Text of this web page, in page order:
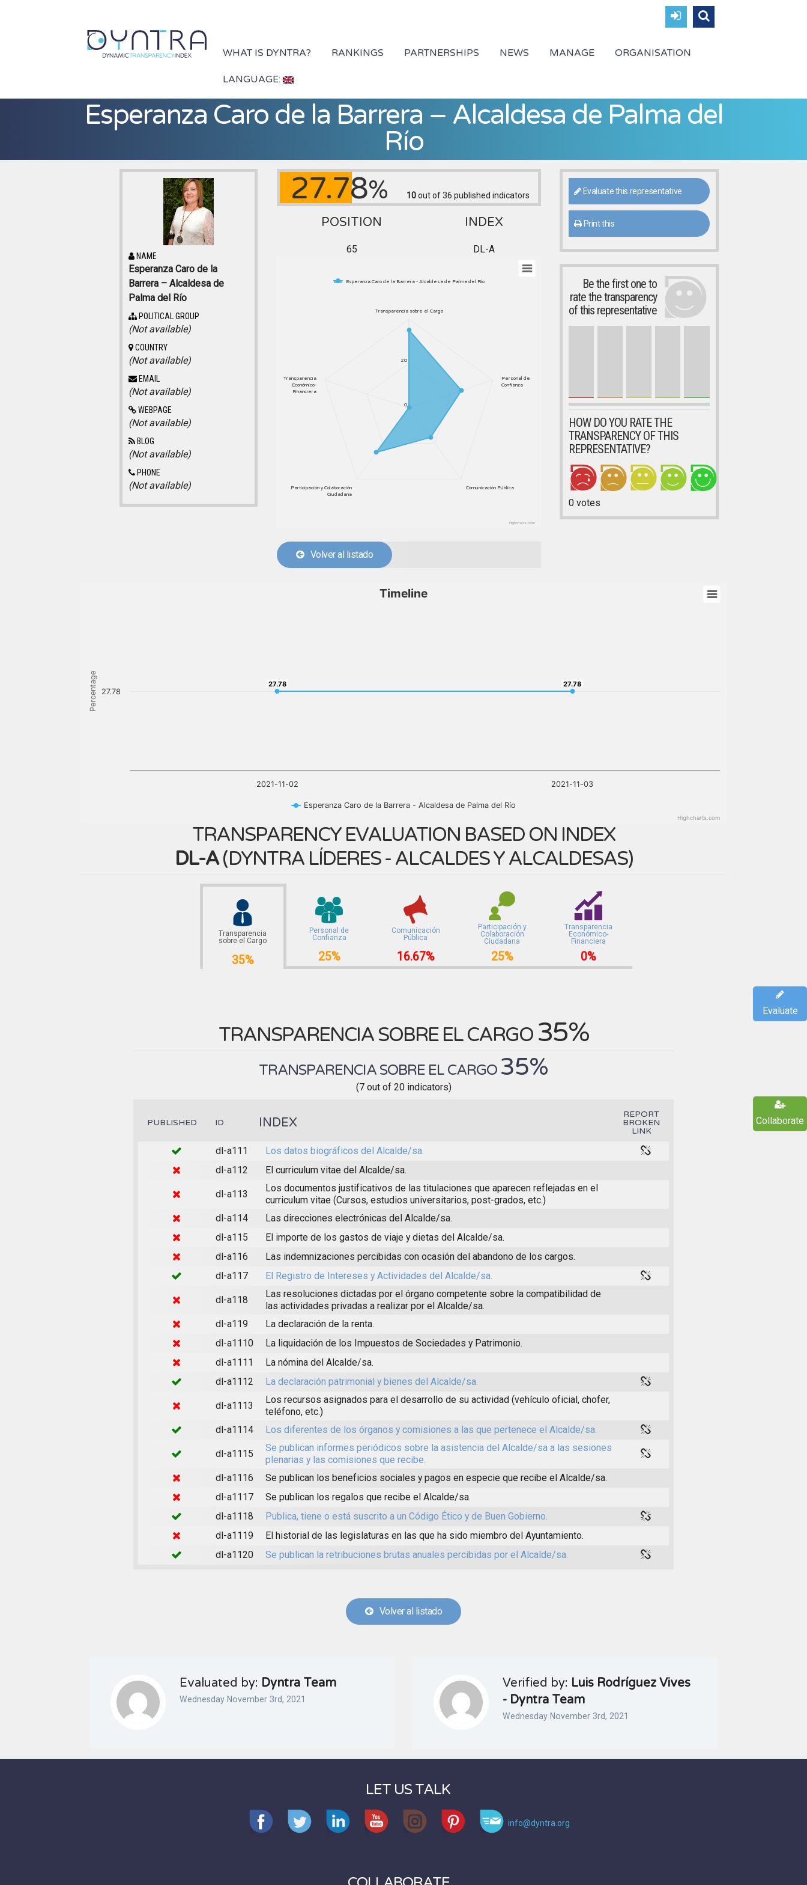
WHAT IS DYNTRA? RANKINGS PARTNERSHIPS NEWS MANAGE ORGANISATION
LANGUAGE:
Esperanza Caro de la Barrera – Alcaldesa de Palma del
Río
NAME
Esperanza Caro de la
Barrera – Alcaldesa de
Palma del Río
POLITICAL GROUP
(Not available)
COUNTRY
(Not available)
EMAIL
(Not available)
WEBPAGE
(Not available)
BLOG
(Not available)
PHONE
(Not available)
27.78% 10out of 36 published indicators
POSITION INDEX
65 DL-A
Esperanza Caro de la Barrera - Alcaldesa de Palma del Río
Transparencia sobre el Cargo
Personal de
Confianza
Comunicación Pública
Participación y Colaboración
Ciudadana
Transparencia
Económico-
Financiera
0
20
Highcharts.com
Volver al listado
Evaluate this representative
Print this
Be the first one to
rate the transparency
of this representative
HOW DO YOU RATE THE
TRANSPARENCY OF THIS
REPRESENTATIVE?
0votes
Percentage
Timeline
27.78
27.78 27.78
27.78
Esperanza Caro de la Barrera - Alcaldesa de Palma del Río
2021-11-02 2021-11-03
27.78
Highcharts.com
TRANSPARENCY EVALUATION BASED ON INDEX
DL-A(DYNTRA LÍDERES - ALCALDES Y ALCALDESAS)
Transparencia
sobre el Cargo
35%
Personal de
Confianza
25%
Comunicación
Pública
16.67%
Participación y
Colaboración
Ciudadana
25%
Transparencia
Económico-
Financiera
0%
TRANSPARENCIA SOBRE EL CARGO 35%
TRANSPARENCIA SOBRE EL CARGO 35%
(7 out of 20 indicators)
PUBLISHED ID INDEX
REPORT
BROKEN
LINK
dl-a111
Los datos biográficos del Alcalde/sa.
dl-a112
El curriculum vitae del Alcalde/sa.
dl-a113
Los documentos justificativos de las titulaciones que aparecen reflejadas en el
curriculum vitae (Cursos, estudios universitarios, post-grados, etc.)
dl-a114
Las direcciones electrónicas del Alcalde/sa.
dl-a115
El importe de los gastos de viaje y dietas del Alcalde/sa.
dl-a116
Las indemnizaciones percibidas con ocasión del abandono de los cargos.
dl-a117
El Registro de Intereses y Actividades del Alcalde/sa.
dl-a118
Las resoluciones dictadas por el órgano competente sobre la compatibilidad de
las actividades privadas a realizar por el Alcalde/sa.
dl-a119
La declaración de la renta.
dl-a1110
La liquidación de los Impuestos de Sociedades y Patrimonio.
dl-a1111
La nómina del Alcalde/sa.
dl-a1112
La declaración patrimonial y bienes del Alcalde/sa.
dl-a1113
Los recursos asignados para el desarrollo de su actividad (vehículo oficial, chofer,
teléfono, etc.)
dl-a1114
Los diferentes de los órganos y comisiones a las que pertenece el Alcalde/sa.
dl-a1115
Se publican informes periódicos sobre la asistencia del Alcalde/sa a las sesiones
plenarias y las comisiones que recibe.
dl-a1116
Se publican los beneficios sociales y pagos en especie que recibe el Alcalde/sa.
dl-a1117
Se publican los regalos que recibe el Alcalde/sa.
dl-a1118
Publica, tiene o está suscrito a un Código Ético y de Buen Gobierno.
dl-a1119
El historial de las legislaturas en las que ha sido miembro del Ayuntamiento.
dl-a1120
Se publican la retribuciones brutas anuales percibidas por el Alcalde/sa.
Volver al listado
Evaluated by: Dyntra Team
Wednesday November 3rd, 2021
Verified by: Luis Rodríguez Vives
- Dyntra Team
Wednesday November 3rd, 2021
Evaluate
Collaborate
LET US TALK
info@dyntra.org